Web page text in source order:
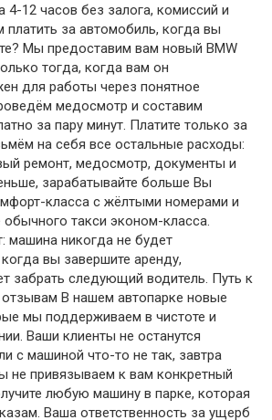
4-12 часов без залога, комиссий и
платить за автомобиль, когда вы
Мы предоставим вам новый BMW
тогда, когда вам он
для работы через понятное
медосмотр и составим
за пару минут. Платите только за
на себя все остальные расходы:
ремонт, медосмотр, документы и
зарабатывайте больше Вы
класса c жёлтыми номерами и
такси эконом-класса.
машина никогда не будет
вы завершите аренду,
забрать следующий водитель. Путь к
В нашем автопарке новые
мы поддерживаем в чистоте и
Ваши клиенты не останутся
с машиной что-то не так, завтра
не привязываем к вам конкретный
любую машину в парке, которая
Ваша ответственность за ущерб